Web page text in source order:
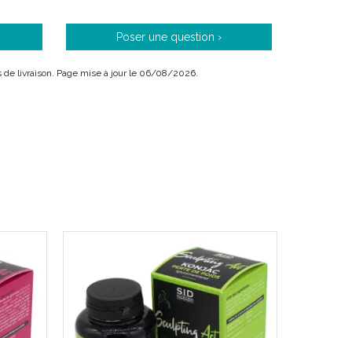
convient pas aux enfants, aux femmes enceintes ou
doit pas se substituer à une alimentation variée et
sain.
pour 3 gélules) = déconseillé aux enfants et aux
abri de la lumière, de la chaleur et de l’ humidité.
Poser une question ›
de livraison. Page mise à jour le 06/08/2026.